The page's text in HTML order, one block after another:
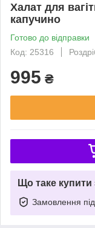
Халат для
капучино
Готово до відправки
Код: 25316
995 ₴
Що таке
Замовлення